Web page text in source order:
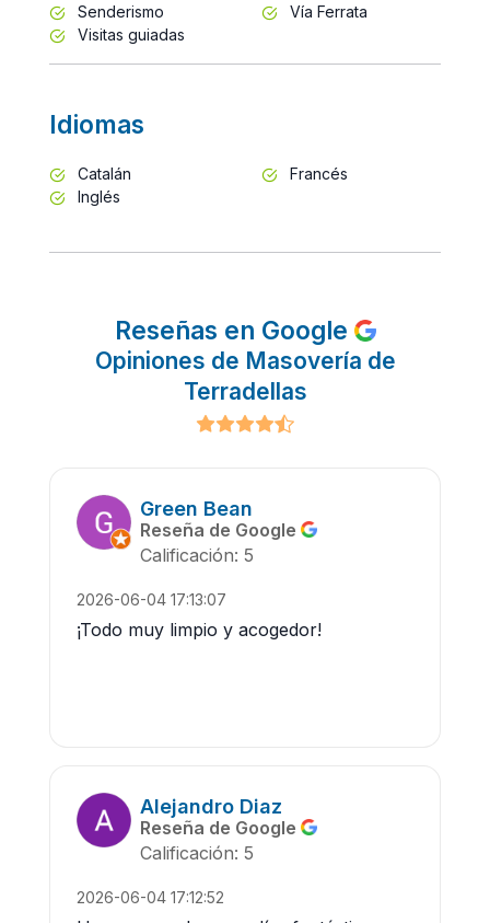
Senderismo
Vía Ferrata
Visitas guiadas
Idiomas
Catalán
Francés
Inglés
Reseñas en Google
Opiniones de Masovería de
Terradellas
Green Bean
Reseña de Google
Calificación: 5
2026-06-04 17:13:07
¡Todo muy limpio y acogedor!
Alejandro Diaz
Reseña de Google
Calificación: 5
2026-06-04 17:12:52